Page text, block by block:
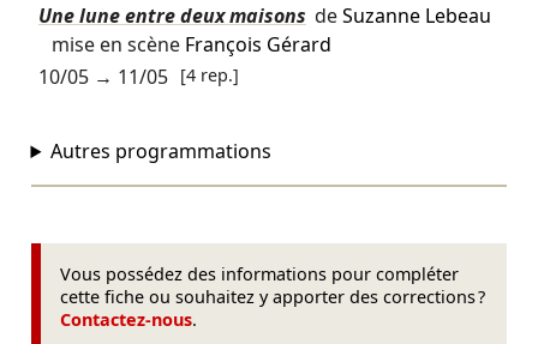
Une lune entre deux maisons deSuzanne Lebeau
mise en scène François Gérard
10/05→ 11/05 [4 rep.]
Autres programmations
Vous possédez des informations pour compléter
cette fiche ou souhaitez y apporter des corrections ?
Contactez-nous.